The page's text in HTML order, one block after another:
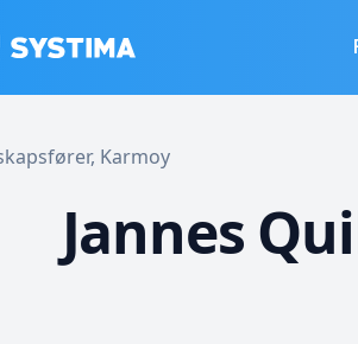
Karmoy
Jannes